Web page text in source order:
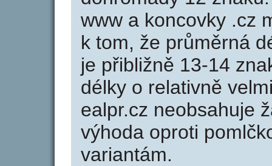
www a koncovky .cz
k tom, že průměrná
je přibližně 13-14
délky o relativně
ealpr.cz neobsahuje
výhoda oproti
variantám.